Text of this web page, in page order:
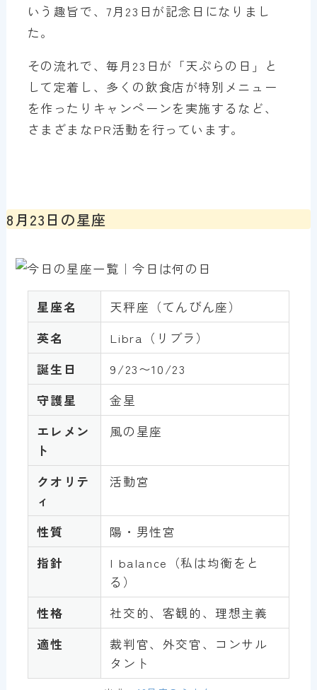
いう趣旨で、7月23日が記念日になりまし
た。
その流れで、毎月23日が「天ぷらの日」と
して定着し、多くの飲食店が特別メニュー
を作ったりキャンペーンを実施するなど、
さまざまなPR活動を行っています。
8月23日の星座
星座名
天秤座（てんびん座）
英名
Libra（リブラ）
誕生日
9/23〜10/23
守護星
金星
エレメン
ト
風の星座
クオリテ
ィ
活動宮
性質
陽・男性宮
指針
I balance（私は均衡をと
る）
性格
社交的、客観的、理想主義
適性
裁判官、外交官、コンサル
タント